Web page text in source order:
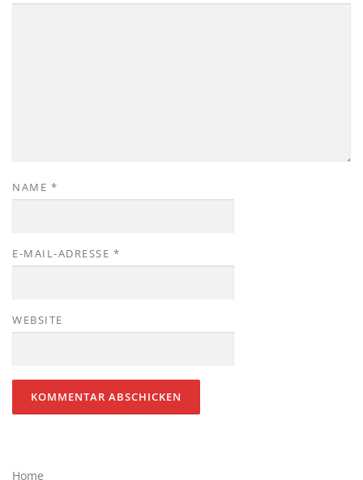
NAME *
E-MAIL-ADRESSE *
WEBSITE
Home